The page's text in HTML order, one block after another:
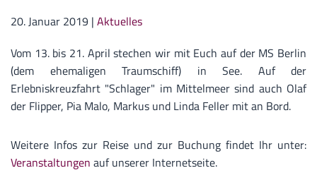
20. Januar 2019 | Aktuelles
Vom 13. bis 21. April stechen wir mit Euch auf der MS Berlin
(dem ehemaligen Traumschiff) in See. Auf der
Erlebniskreuzfahrt "Schlager" im Mittelmeer sind auch Olaf
der Flipper, Pia Malo, Markus und Linda Feller mit an Bord.
Weitere Infos zur Reise und zur Buchung findet Ihr unter:
Veranstaltungen auf unserer Internetseite.